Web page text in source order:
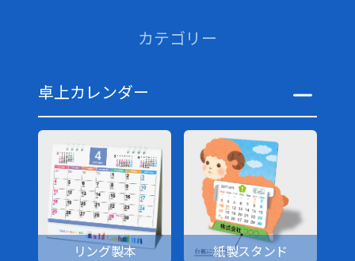
カテゴリー
卓上カレンダー
リング製本 紙製スタンド